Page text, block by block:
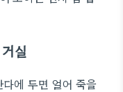
실
에 두면 얼어 죽을